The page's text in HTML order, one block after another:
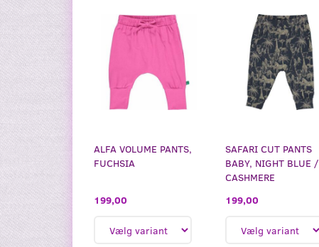
ALFA VOLUME PANTS,
FUCHSIA
199,00
SAFARI CUT PANTS
BABY, NIGHT BLUE /
CASHMERE
199,00